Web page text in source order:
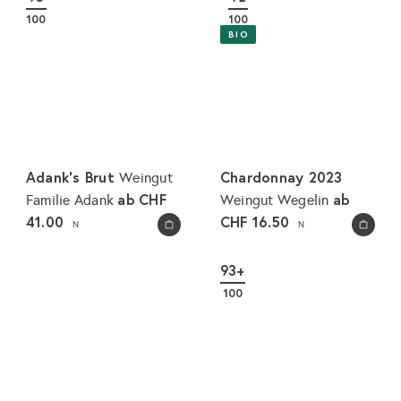
In den Warenkorb legen
100
Adank's BrutWeingut
Familie Adank ab CHF
41.00
N In den Warenkorb legen
100
BIO
Chardonnay 2023
Weingut Wegelin ab
CHF 16.50
N
93+
100